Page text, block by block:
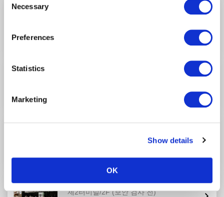
well as other information collected by our partners when
Please see
Selection
Necessary
Preferences
Statistics
Marketing
Show details
OK
Tokyo Food Products Clock Tower 3 Store
Tokyo Food Products Clock Tower 1 Store
(보안 검사 전)
제2터미널/2F(보안 검사 전)